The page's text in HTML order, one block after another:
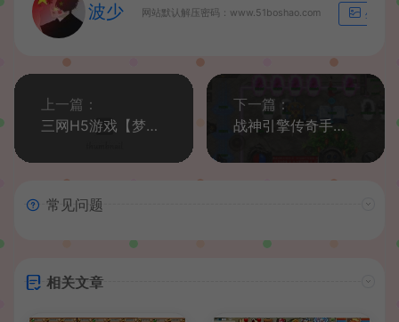
波少 网站默认解压密码：www.51boshao.com 生成海
上一篇：
三网H5游戏【梦幻西游H5修复版】最新整理一键既玩镜像服务端+Linux手工服务端+GM授权后台+详细搭建教程
下一篇：
战神引擎传奇手游【诛仙传奇单职业免受权修复版】最新整理WIN系特色服务端+安卓苹果双端+GM后台+详细搭建教程
常见问题
相关文章